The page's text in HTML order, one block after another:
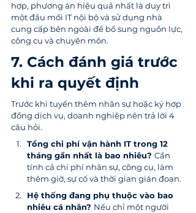
hợp, phương án hiệu quả nhất là duy trì
một đầu mối IT nội bộ và sử dụng nhà
cung cấp bên ngoài để bổ sung nguồn lực,
công cụ và chuyên môn.
7. Cách đánh giá trước
khi ra quyết định
Trước khi tuyển thêm nhân sự hoặc ký hợp
đồng dịch vụ, doanh nghiệp nên trả lời 4
câu hỏi.
Tổng chi phí vận hành IT trong 12
tháng gần nhất là bao nhiêu? Cần
tính cả chi phí nhân sự, công cụ, làm
thêm giờ, sự cố và thời gian gián đoạn.
Hệ thống đang phụ thuộc vào bao
nhiêu cá nhân? Nếu chỉ một người